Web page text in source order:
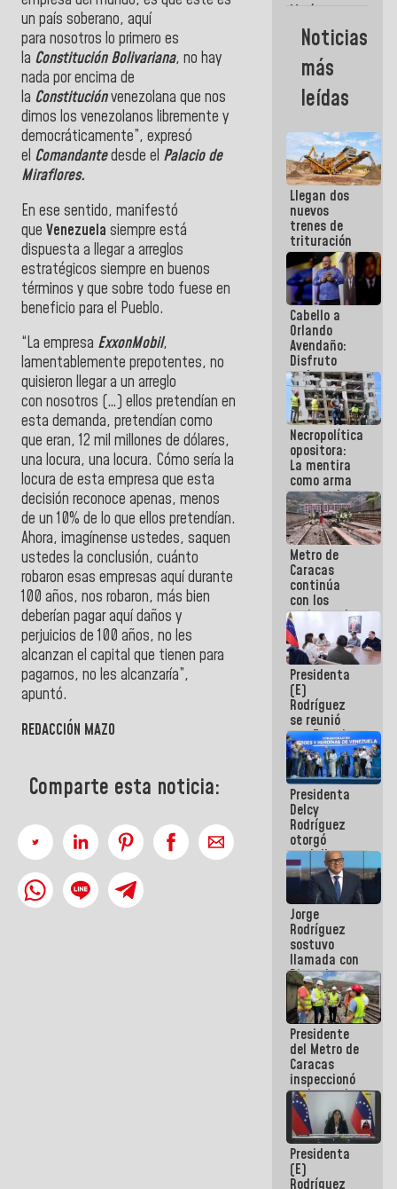
un país soberano, aquí
para nosotros lo primero es
la Constitución Bolivariana, no hay
nada por encima de
la Constituciónvenezolana que nos
dimos los venezolanos libremente y
democráticamente”, expresó
el Comandantedesde el Palacio de
Miraflores.
En ese sentido, manifestó
que Venezuela siempre está
dispuesta a llegar a arreglos
estratégicos siempre en buenos
términos y que sobre todo fuese en
beneficio para el Pueblo.
“La empresa ExxonMobil,
lamentablemente prepotentes, no
quisieron llegar a un arreglo
con nosotros (…) ellos pretendían en
esta demanda, pretendían como
que eran, 12 mil millones de dólares,
una locura, una locura. Cómo sería la
locura de esta empresa que esta
decisión reconoce apenas, menos
de un 10% de lo que ellos pretendían.
Ahora, imagínense ustedes, saquen
ustedes la conclusión, cuánto
robaron esas empresas aquí durante
100 años, nos robaron, más bien
deberían pagar aquí daños y
perjuicios de 100 años, no les
alcanzan el capital que tienen para
pagarnos, no les alcanzaría”,
apuntó.
REDACCIÓN MAZO
Comparte esta noticia:
María
Machado se
estrellaron
de frente
contra el
Pueblo
Noticias
más
leídas
Llegan dos
nuevos
trenes de
trituración
para
optimizar
manejo de
escombros
en La Guaira
Cabello a
Orlando
Avendaño:
Disfruto
cada vez
que escribes
porque lo
que haces
es
embarrarla
Necropolítica
opositora:
La mentira
como arma
contra el
Pueblo
Metro de
Caracas
continúa
con los
trabajos de
mantenimiento
e inspección
en la Línea 2
Presidenta
(E)
Rodríguez
se reunió
con Estado
Mayor
Eléctrico
para
abordar
planes de
acción
Presidenta
Delcy
Rodríguez
otorgó
medalla
"Héroe de
Venezuela"
a servidores
públicos
Jorge
Rodríguez
sostuvo
llamada con
Dinorah
Figuera y
acuerdan
primer
encuentro
presencial
para el
diálogo
Presidente
del Metro de
Caracas
inspeccionó
trabajos de
rehabilitación
y
modernización
de la vía
férrea
Presidenta
(E)
Rodríguez